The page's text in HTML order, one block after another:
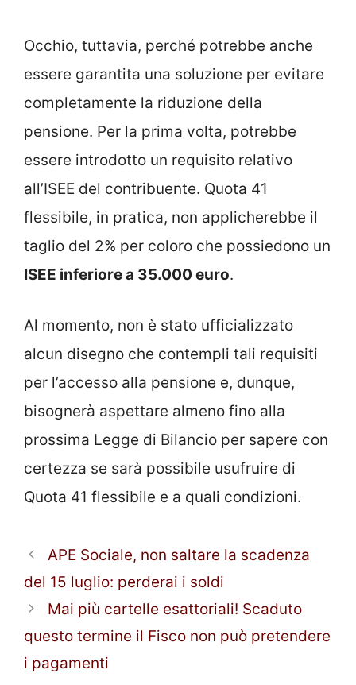
Occhio, tuttavia, perché potrebbe anche
essere garantita una soluzione per evitare
completamente la riduzione della
pensione. Per la prima volta, potrebbe
essere introdotto un requisito relativo
all’ISEE del contribuente. Quota 41
flessibile, in pratica, non applicherebbe il
taglio del 2% per coloro che possiedono un
ISEE inferiore a 35.000 euro.
Al momento, non è stato ufficializzato
alcun disegno che contempli tali requisiti
per l’accesso alla pensione e, dunque,
bisognerà aspettare almeno fino alla
prossima Legge di Bilancio per sapere con
certezza se sarà possibile usufruire di
Quota 41 flessibile e a quali condizioni.
APE Sociale, non saltare la scadenza
del 15 luglio: perderai i soldi
Mai più cartelle esattoriali! Scaduto
questo termine il Fisco non può pretendere
i pagamenti